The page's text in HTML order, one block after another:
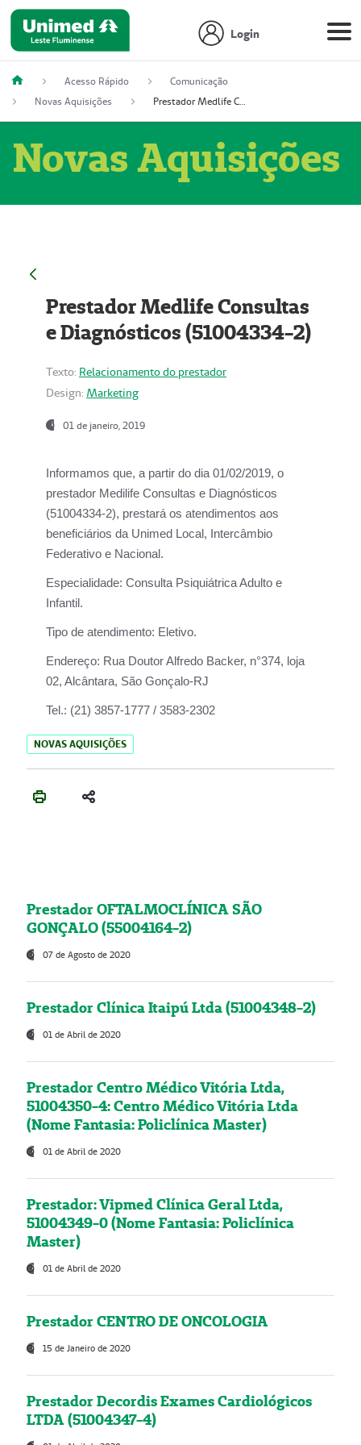
Login
Acesso Rápido
Comunicação
Novas Aquisições
Prestador Medlife Consultas e Diagnósticos (51004334-2)
Novas Aquisições
Prestador Medlife Consultas
e Diagnósticos (51004334-2)
Texto: Relacionamento do prestador
Design: Marketing
01 de janeiro, 2019
Informamos que, a partir do dia 01/02/2019, o
prestador Medilife Consultas e Diagnósticos
(51004334-2), prestará os atendimentos aos
beneficiários da Unimed Local, Intercâmbio
Federativo e Nacional.
Especialidade: Consulta Psiquiátrica Adulto e
Infantil.
Tipo de atendimento: Eletivo.
Endereço: Rua Doutor Alfredo Backer, n°374, loja
02, Alcântara, São Gonçalo-RJ
Tel.: (21) 3857-1777 / 3583-2302
NOVAS AQUISIÇÕES
Prestador OFTALMOCLÍNICA SÃO
GONÇALO (55004164-2)
07 de Agosto de 2020
Prestador Clínica Itaipú Ltda (51004348-2)
01 de Abril de 2020
Prestador Centro Médico Vitória Ltda,
51004350-4: Centro Médico Vitória Ltda
(Nome Fantasia: Policlínica Master)
01 de Abril de 2020
Prestador: Vipmed Clínica Geral Ltda,
51004349-0 (Nome Fantasia: Policlínica
Master)
01 de Abril de 2020
Prestador CENTRO DE ONCOLOGIA
15 de Janeiro de 2020
Prestador Decordis Exames Cardiológicos
LTDA (51004347-4)